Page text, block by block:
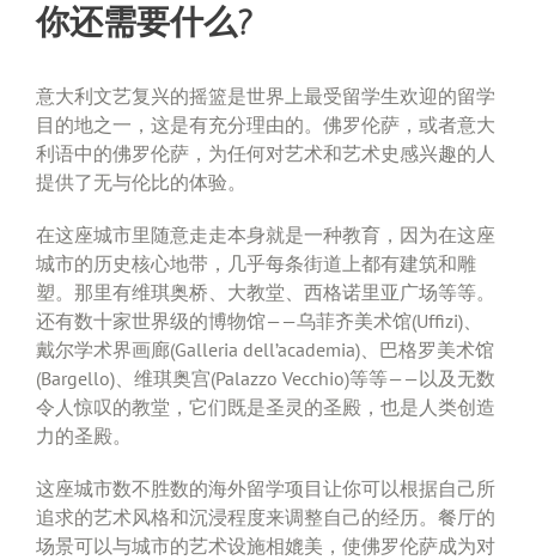
你还需要什么?
意大利文艺复兴的摇篮是世界上最受留学生欢迎的留学
目的地之一，这是有充分理由的。佛罗伦萨，或者意大
利语中的佛罗伦萨，为任何对艺术和艺术史感兴趣的人
提供了无与伦比的体验。
在这座城市里随意走走本身就是一种教育，因为在这座
城市的历史核心地带，几乎每条街道上都有建筑和雕
塑。那里有维琪奥桥、大教堂、西格诺里亚广场等等。
还有数十家世界级的博物馆——乌菲齐美术馆(Uffizi)、
戴尔学术界画廊(Galleria dell’academia)、巴格罗美术馆
(Bargello)、维琪奥宫(Palazzo Vecchio)等等——以及无数
令人惊叹的教堂，它们既是圣灵的圣殿，也是人类创造
力的圣殿。
这座城市数不胜数的海外留学项目让你可以根据自己所
追求的艺术风格和沉浸程度来调整自己的经历。餐厅的
场景可以与城市的艺术设施相媲美，使佛罗伦萨成为对